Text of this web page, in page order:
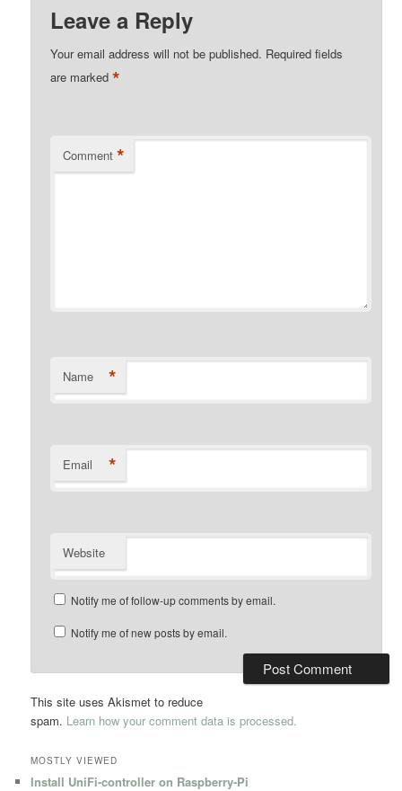
Leave a Reply
Your email address will not be published. Required fields
are marked*
Comment *
Name *
Email *
Website
Notify me of follow-up comments by email.
Notify me of new posts by email.
This site uses Akismet to reduce
spam. Learn how your comment data is processed.
MOSTLY VIEWED
Install UniFi-controller on Raspberry-Pi